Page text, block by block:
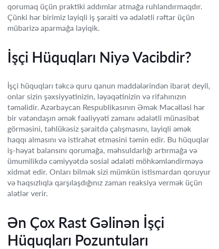
qorumaq üçün praktiki addımlar atmağa ruhlandırmaqdır.
Çünki hər birimiz layiqli iş şəraiti və ədalətli rəftar üçün
mübarizə aparmağa layiqik.
İşçi Hüquqları Niyə Vacibdir?
İşçi hüquqları təkcə quru qanun maddələrindən ibarət deyil,
onlar sizin şəxsiyyətinizin, ləyaqətinizin və rifahınızın
təməlidir. Azərbaycan Respublikasının Əmək Məcəlləsi hər
bir vətəndaşın əmək fəaliyyəti zamanı ədalətli münasibət
görməsini, təhlükəsiz şəraitdə çalışmasını, layiqli əmək
haqqı almasını və istirahət etməsini təmin edir. Bu hüquqlar
iş-həyat balansını qorumağa, məhsuldarlığı artırmağa və
ümumilikdə cəmiyyətdə sosial ədaləti möhkəmləndirməyə
xidmət edir. Onları bilmək sizi mümkün istismardan qoruyur
və haqsızlıqla qarşılaşdığınız zaman reaksiya vermək üçün
alətlər verir.
Ən Çox Rast Gəlinən İşçi
Hüquqları Pozuntuları